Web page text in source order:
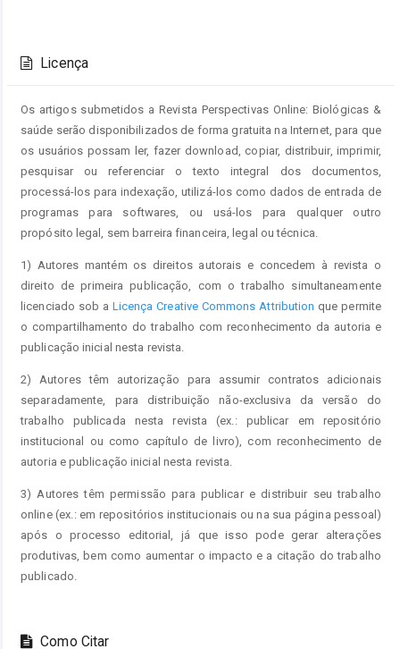
do
artigo
Licença
Os artigos submetidos a Revista Perspectivas Online: Biológicas &
saúde serão disponibilizados de forma gratuita na Internet, para que
os usuários possam ler, fazer download, copiar, distribuir, imprimir,
pesquisar ou referenciar o texto integral dos documentos,
processá-los para indexação, utilizá-los como dados de entrada de
programas para softwares, ou usá-los para qualquer outro
propósito legal, sem barreira financeira, legal ou técnica.
1) Autores mantém os direitos autorais e concedem à revista o
direito de primeira publicação, com o trabalho simultaneamente
licenciado sob a Licença Creative Commons Attribution que permite
o compartilhamento do trabalho com reconhecimento da autoria e
publicação inicial nesta revista.
2) Autores têm autorização para assumir contratos adicionais
separadamente, para distribuição não-exclusiva da versão do
trabalho publicada nesta revista (ex.: publicar em repositório
institucional ou como capítulo de livro), com reconhecimento de
autoria e publicação inicial nesta revista.
3) Autores têm permissão para publicar e distribuir seu trabalho
online (ex.: em repositórios institucionais ou na sua página pessoal)
após o processo editorial, já que isso pode gerar alterações
produtivas, bem como aumentar o impacto e a citação do trabalho
publicado.
Como Citar